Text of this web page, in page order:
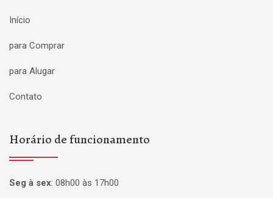
Início
para Comprar
para Alugar
Contato
Horário de funcionamento
Seg à sex: 08h00 às 17h00